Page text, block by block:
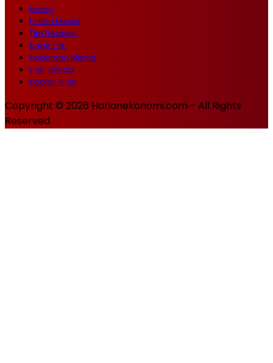
Home
Histori Media
Tim Redaksi
Kode Etik
Pedoman Media
Hak Jawab
Kontak Iklan
Copyright © 2026 Harianekonomi.com - All Rights
Reserved